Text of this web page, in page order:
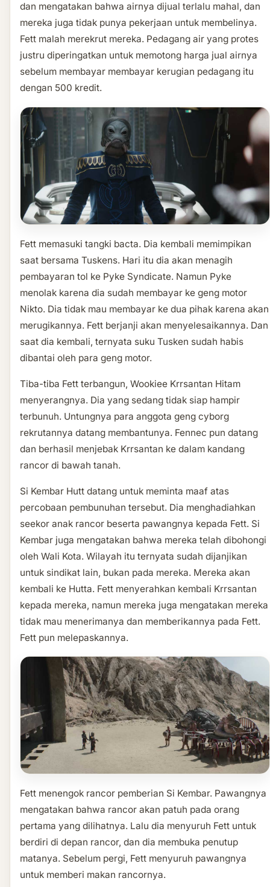
dan mengatakan bahwa airnya dijual terlalu mahal, dan
mereka juga tidak punya pekerjaan untuk membelinya.
Fett malah merekrut mereka. Pedagang air yang protes
justru diperingatkan untuk memotong harga jual airnya
sebelum membayar membayar kerugian pedagang itu
dengan 500 kredit.
Fett memasuki tangki bacta. Dia kembali memimpikan
saat bersama Tuskens. Hari itu dia akan menagih
pembayaran tol ke Pyke Syndicate. Namun Pyke
menolak karena dia sudah membayar ke geng motor
Nikto. Dia tidak mau membayar ke dua pihak karena akan
merugikannya. Fett berjanji akan menyelesaikannya. Dan
saat dia kembali, ternyata suku Tusken sudah habis
dibantai oleh para geng motor.
Tiba-tiba Fett terbangun, Wookiee Krrsantan Hitam
menyerangnya. Dia yang sedang tidak siap hampir
terbunuh. Untungnya para anggota geng cyborg
rekrutannya datang membantunya. Fennec pun datang
dan berhasil menjebak Krrsantan ke dalam kandang
rancor di bawah tanah.
Si Kembar Hutt datang untuk meminta maaf atas
percobaan pembunuhan tersebut. Dia menghadiahkan
seekor anak rancor beserta pawangnya kepada Fett. Si
Kembar juga mengatakan bahwa mereka telah dibohongi
oleh Wali Kota. Wilayah itu ternyata sudah dijanjikan
untuk sindikat lain, bukan pada mereka. Mereka akan
kembali ke Hutta. Fett menyerahkan kembali Krrsantan
kepada mereka, namun mereka juga mengatakan mereka
tidak mau menerimanya dan memberikannya pada Fett.
Fett pun melepaskannya.
Fett menengok rancor pemberian Si Kembar. Pawangnya
mengatakan bahwa rancor akan patuh pada orang
pertama yang dilihatnya. Lalu dia menyuruh Fett untuk
berdiri di depan rancor, dan dia membuka penutup
matanya. Sebelum pergi, Fett menyuruh pawangnya
untuk memberi makan rancornya.